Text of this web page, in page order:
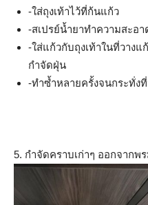
-ใส่ถุงเท้าไว้ที่ก้นแก้ว
-สเปรย์น้ำยาทำความสะอา
-ใส่แก้วกับถุงเท้าในที่วาง
กำจัดฝุ่น
-ทำซ้ำหลายครั้งจนกระทั่ง
5. กำจัดคราบเก่าๆ ออกจากพ